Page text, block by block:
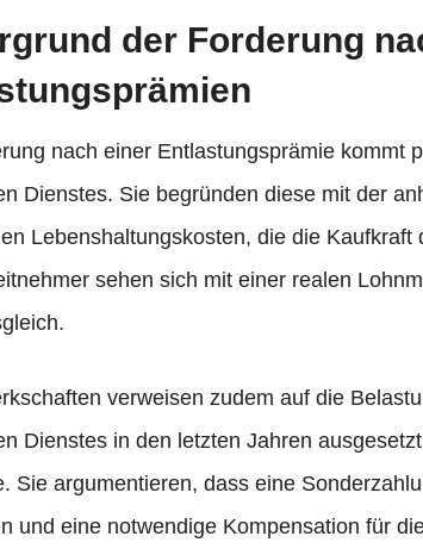
der Forderung
nach einer Entlastungsprämie kommt
Dienstes. Sie begründen diese mit der
Lebenshaltungskosten, die die
sehen sich mit einer realen
verweisen zudem auf die
Dienstes in den letzten Jahren
Sie argumentieren, dass eine
und eine notwendige Kompensation für